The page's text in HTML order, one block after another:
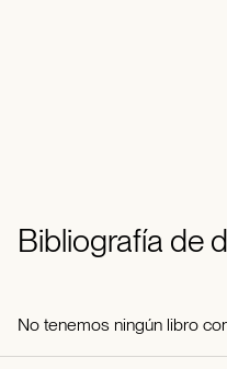
Bibliografía de
No tenemos ningún libro